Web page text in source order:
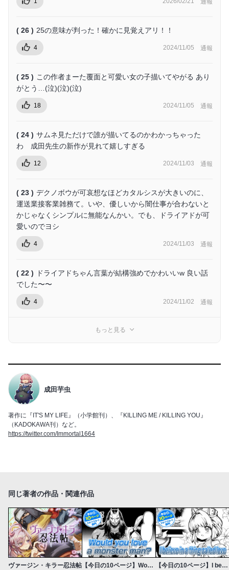
( 26 ) 25の意味が判った！確かに見覚えアリ！！
4 2024/11/05 通報
( 25 ) この作者まーた覆面と可愛い女の子描いてやがる あり
がとう…(泣)(泣)(泣)
18 2024/11/05 通報
( 24 ) サムネ見ただけで誰が描いてるのかわかっちゃった
わ 成田先生の新作が見れて嬉しすぎる
12 2024/11/03 通報
( 23 ) デクノボウが可哀想なほどカタルシスが大きいのに、
運送業接客業雑務て。いや、優しいから闇仕事が合わないと
かじゃなくシンプルに無能なんかい。でも、ドライアドが可
愛いのでヨシ
4 2024/11/03 通報
( 22 )
ドライアドちゃん言葉が結構強めでかわいいw 良い話
でした〜〜
4 2024/11/02 通報
もっと見る
成田芋虫
著作に『IT'S MY LIFE』（小学館刊）、『KILLING ME / KILLING YOU』
（KADOKAWA刊）など。
https://twitter.com/Immortal1664
同じ著者の作品・関連作品
ヴァージン・キラー忍法帖 【今日の10ページ】Would you love a monster man? 【今日の10ページ】I believe in a thing called love